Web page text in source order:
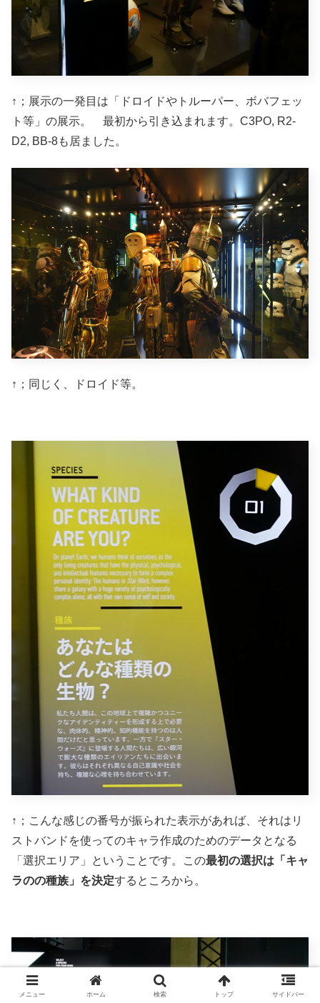
↑；展示の一発目は「ドロイドやトルーパー、ボバフェッ
ト等」の展示。 最初から引き込まれます。C3PO, R2-
D2, BB-8も居ました。
↑；同じく、ドロイド等。
↑；こんな感じの番号が振られた表示があれば、それはリ
ストバンドを使ってのキャラ作成のためのデータとなる
「選択エリア」ということです。この最初の選択は「キャ
ラのの種族」を決定するところから。
メニュー ホーム 検索 トップ サイドバー